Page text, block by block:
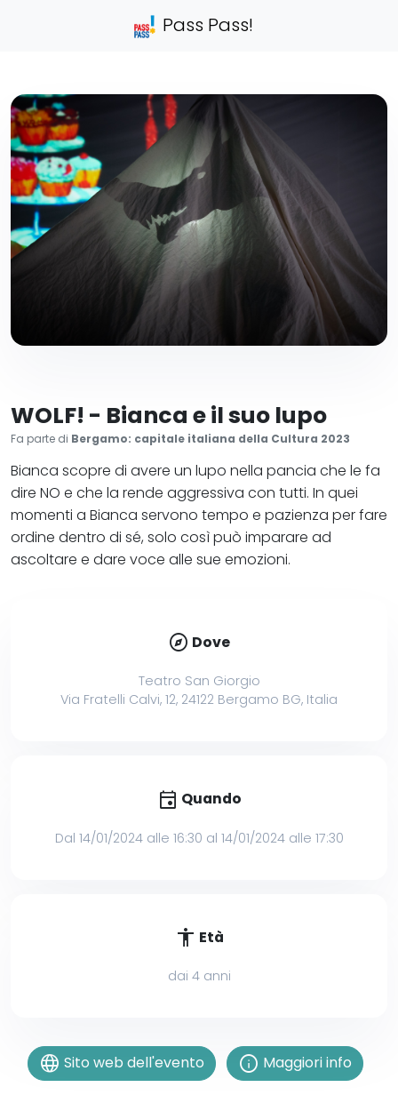
Pass Pass!
WOLF! - Bianca e il suo lupo
Fa parte di Bergamo: capitale italiana della Cultura 2023
Bianca scopre di avere un lupo nella pancia che le fa
dire NO e che la rende aggressiva con tutti. In quei
momenti a Bianca servono tempo e pazienza per fare
ordine dentro di sé, solo così può imparare ad
ascoltare e dare voce alle sue emozioni.
explore Dove
Teatro San Giorgio
Via Fratelli Calvi, 12, 24122 Bergamo BG, Italia
event Quando
Dal 14/01/2024 alle 16:30 al 14/01/2024 alle 17:30
accessibility Età
dai 4 anni
language Sito web dell'evento info Maggiori info